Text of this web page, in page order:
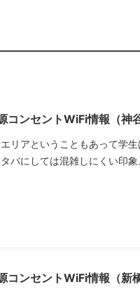
コンセントWiFi情報（神
リアということもあって学
バにしては混雑しにくい印
コンセントWiFi情報（新